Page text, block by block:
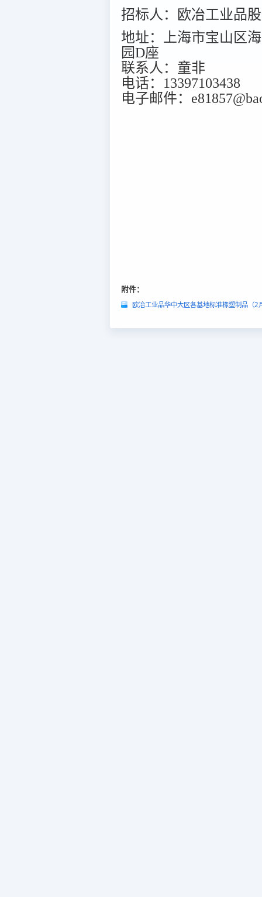
招标人：欧冶工业品
地址：上海市宝山区
园D座
联系人：童非
电话：13397103438
电子邮件：
附件：
欧冶工业品华中大区各基地标准橡塑制品（